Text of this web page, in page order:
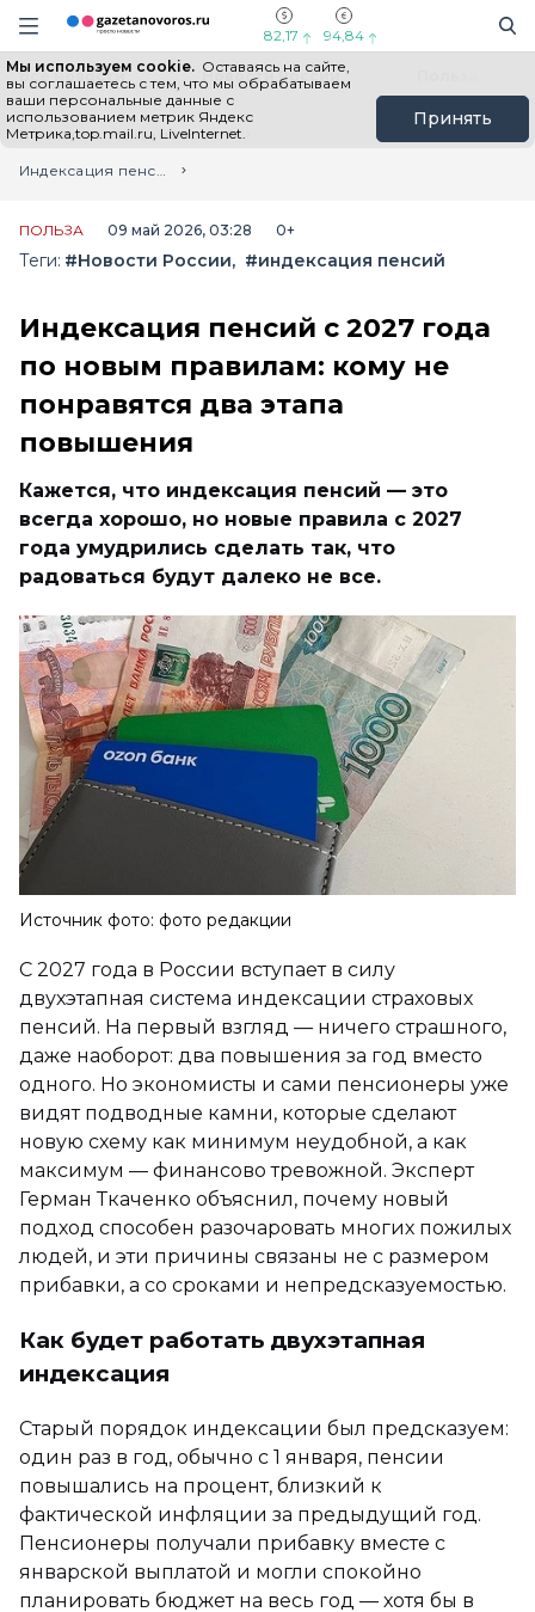
Информационный портал "ГазетаНоворос.ру"
Навигация сайта
82,17 94,84
Мы используем cookie. Оставаясь на сайте,
вы соглашаетесь с тем, что мы обрабатываем
ваши персональные данные с
использованием метрик Яндекс
Метрика,top.mail.ru, LiveInternet.
Принять
Все новости Новости России
Главная
Лента новостей
Индексация пенсий с 2027 года по новым правилам: кому не понравятся два этапа повышения
ПОЛЬЗА 09 май 2026, 03:28 0+
Теги: #Новости России #индексация пенсий
Индексация пенсий с 2027 года
по новым правилам: кому не
понравятся два этапа
повышения
Кажется, что индексация пенсий — это
всегда хорошо, но новые правила с 2027
года умудрились сделать так, что
радоваться будут далеко не все.
Источник фото: фото редакции
С 2027 года в России вступает в силу
двухэтапная система индексации страховых
пенсий. На первый взгляд — ничего страшного,
даже наоборот: два повышения за год вместо
одного. Но экономисты и сами пенсионеры уже
видят подводные камни, которые сделают
новую схему как минимум неудобной, а как
максимум — финансово тревожной. Эксперт
Герман Ткаченко объяснил, почему новый
подход способен разочаровать многих пожилых
людей, и эти причины связаны не с размером
прибавки, а со сроками и непредсказуемостью.
Как будет работать двухэтапная
индексация
Старый порядок индексации был предсказуем:
один раз в год, обычно с 1 января, пенсии
повышались на процент, близкий к
фактической инфляции за предыдущий год.
Пенсионеры получали прибавку вместе с
январской выплатой и могли спокойно
планировать бюджет на весь год — хотя бы в